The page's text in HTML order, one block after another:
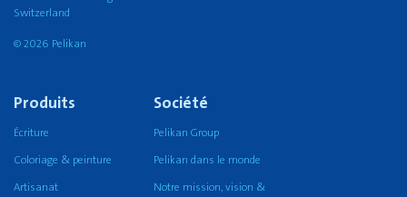
Switzerland
© 2026 Pelikan
Produits
Écriture
Coloriage & peinture
Artisanat
Société
Pelikan Group
Pelikan dans le monde
Notre mission, vision &